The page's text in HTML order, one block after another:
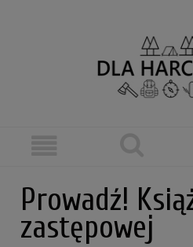
Prowadź!
zastępowej